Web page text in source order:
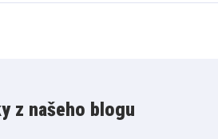
z našeho blogu